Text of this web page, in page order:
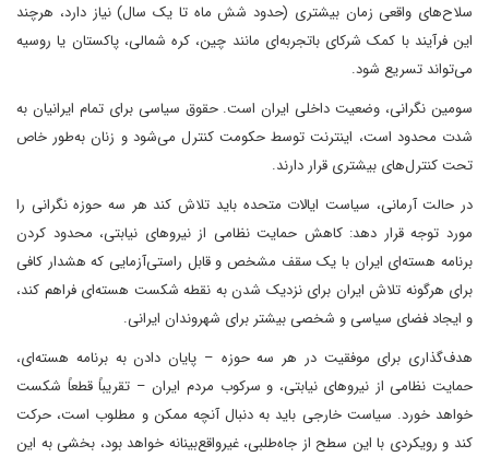
سلاح‌های واقعی زمان بیشتری (حدود شش ماه تا یک سال) نیاز دارد، هرچند
این فرآیند با کمک شرکای باتجربه‌ای مانند چین، کره شمالی، پاکستان یا روسیه
می‌تواند تسریع شود.
سومین نگرانی، وضعیت داخلی ایران است. حقوق سیاسی برای تمام ایرانیان به
شدت محدود است، اینترنت توسط حکومت کنترل می‌شود و زنان به‌طور خاص
تحت کنترل‌های بیشتری قرار دارند.
در حالت آرمانی، سیاست ایالات متحده باید تلاش کند هر سه حوزه نگرانی را
مورد توجه قرار دهد: کاهش حمایت نظامی از نیروهای نیابتی، محدود کردن
برنامه هسته‌ای ایران با یک سقف مشخص و قابل راستی‌آزمایی که هشدار کافی
برای هرگونه تلاش ایران برای نزدیک شدن به نقطه شکست هسته‌ای فراهم کند،
و ایجاد فضای سیاسی و شخصی بیشتر برای شهروندان ایرانی.
هدف‌گذاری برای موفقیت در هر سه حوزه – پایان دادن به برنامه هسته‌ای،
حمایت نظامی از نیروهای نیابتی، و سرکوب مردم ایران – تقریباً قطعاً شکست
خواهد خورد. سیاست خارجی باید به دنبال آنچه ممکن و مطلوب است، حرکت
کند و رویکردی با این سطح از جاه‌طلبی، غیرواقع‌بینانه خواهد بود، بخشی به این